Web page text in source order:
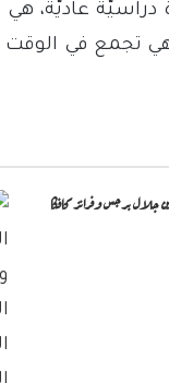
عاديَّة،
تجمع في
جلال برجس وفرانز كافكا